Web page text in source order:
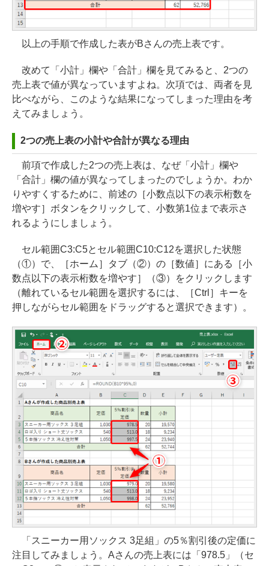
以上の手順で作成した表がBさんの売上表です。
改めて「小計」欄や「合計」欄を見てみると、2つの
売上表で値が異なっていますよね。次項では、両者を見
比べながら、このような結果になってしまった理由を考
えてみましょう。
2つの売上表の小計や合計が異なる理由
前項で作成した2つの売上表は、なぜ「小計」欄や
「合計」欄の値が異なってしまったのでしょうか。わか
りやすくするために、前述の［小数点以下の表示桁数を
増やす］ボタンをクリックして、小数第1位まで表示さ
れるようにしましょう。
セル範囲C3:C5とセル範囲C10:C12を選択した状態
（①）で、［ホーム］タブ（②）の［数値］にある［小
数点以下の表示桁数を増やす］（③）をクリックします
（離れているセル範囲を選択するには、［Ctrl］キーを
押しながらセル範囲をドラッグすると選択できます）。
「スニーカー用ソックス 3足組」の5％割引後の定価に
注目してみましょう。Aさんの売上表には「978.5」（セ